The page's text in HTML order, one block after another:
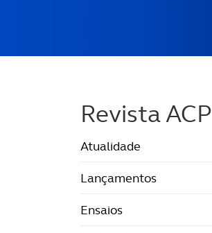
Revista ACP
Atualidade
Lançamentos
Ensaios